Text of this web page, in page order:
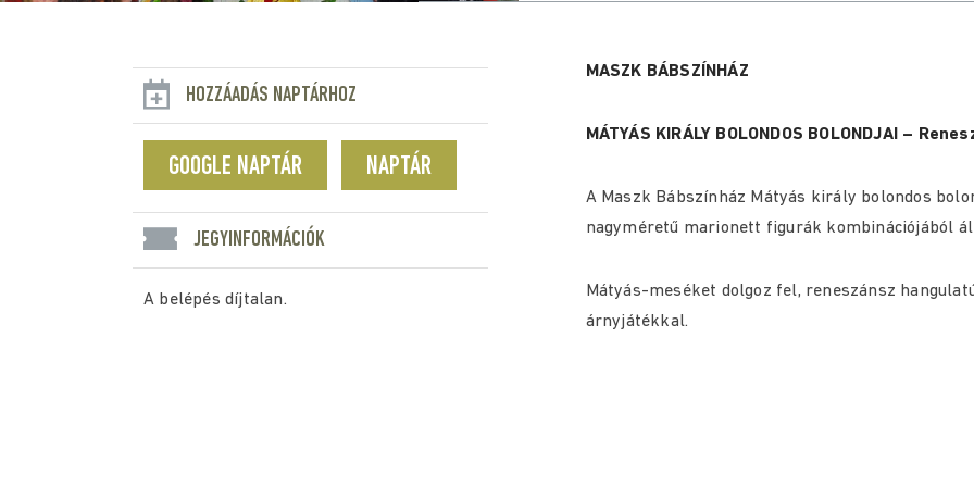
HOZZÁADÁS NAPTÁRHOZ
GOOGLE NAPTÁR NAPTÁR
JEGYINFORMÁCIÓK
A belépés díjtalan.
MASZK BÁBSZÍNHÁZ
MÁTYÁS KIRÁLY BOLONDOS BOLONDJAI –
A Maszk Bábszínház Mátyás király bolondos
nagyméretű marionett figurák kombinációjából
Mátyás-meséket dolgoz fel, reneszánsz
árnyjátékkal.